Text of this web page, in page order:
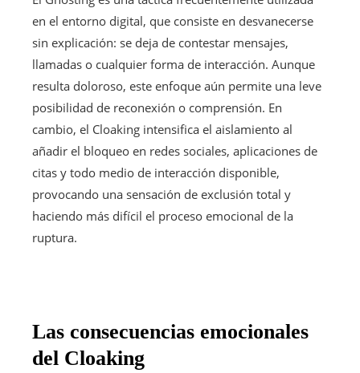
en el entorno digital, que consiste en desvanecerse
sin explicación: se deja de contestar mensajes,
llamadas o cualquier forma de interacción. Aunque
resulta doloroso, este enfoque aún permite una leve
posibilidad de reconexión o comprensión. En
cambio, el Cloaking intensifica el aislamiento al
añadir el bloqueo en redes sociales, aplicaciones de
citas y todo medio de interacción disponible,
provocando una sensación de exclusión total y
haciendo más difícil el proceso emocional de la
ruptura.
Las consecuencias emocionales
del Cloaking